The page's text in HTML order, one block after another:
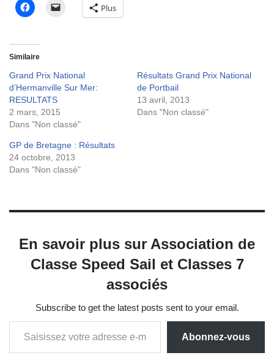
Plus
Similaire
Grand Prix National
d’Hermanville Sur Mer:
RESULTATS
2 mars, 2015
Dans "Non classé"
Résultats Grand Prix National
de Portbail
13 avril, 2013
Dans "Non classé"
GP de Bretagne : Résultats
24 octobre, 2013
Dans "Non classé"
En savoir plus sur Association de
Classe Speed Sail et Classes 7
associés
Subscribe to get the latest posts sent to your email.
Abonnez-vous